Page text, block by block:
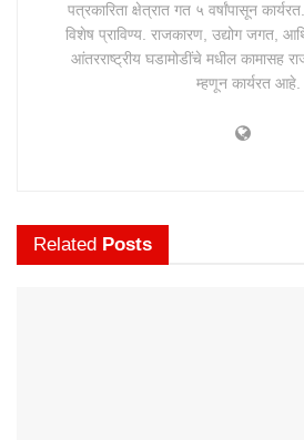
पत्रकारिता क्षेत्रात गत ५ वर्षांपासून
विशेष प्राविण्य. राजकारण, उद्योग जगत,
आंतरराष्ट्रीय घडामोडींचे मधील कामासह
म्हणून कार्यरत आहे.
Related Posts